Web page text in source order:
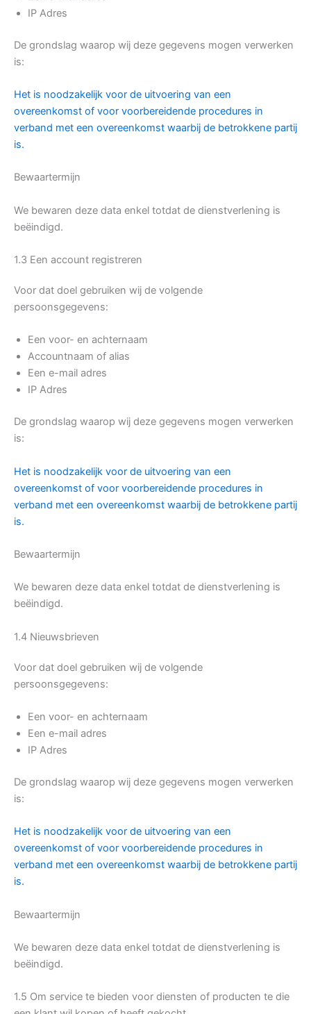
IP Adres
De grondslag waarop wij deze gegevens mogen verwerken
is:
Het is noodzakelijk voor de uitvoering van een
overeenkomst of voor voorbereidende procedures in
verband met een overeenkomst waarbij de betrokkene partij
is.
Bewaartermijn
We bewaren deze data enkel totdat de dienstverlening is
beëindigd.
1.3 Een account registreren
Voor dat doel gebruiken wij de volgende
persoonsgegevens:
Een voor- en achternaam
Accountnaam of alias
Een e-mail adres
IP Adres
De grondslag waarop wij deze gegevens mogen verwerken
is:
Het is noodzakelijk voor de uitvoering van een
overeenkomst of voor voorbereidende procedures in
verband met een overeenkomst waarbij de betrokkene partij
is.
Bewaartermijn
We bewaren deze data enkel totdat de dienstverlening is
beëindigd.
1.4 Nieuwsbrieven
Voor dat doel gebruiken wij de volgende
persoonsgegevens:
Een voor- en achternaam
Een e-mail adres
IP Adres
De grondslag waarop wij deze gegevens mogen verwerken
is:
Het is noodzakelijk voor de uitvoering van een
overeenkomst of voor voorbereidende procedures in
verband met een overeenkomst waarbij de betrokkene partij
is.
Bewaartermijn
We bewaren deze data enkel totdat de dienstverlening is
beëindigd.
1.5 Om service te bieden voor diensten of producten te die